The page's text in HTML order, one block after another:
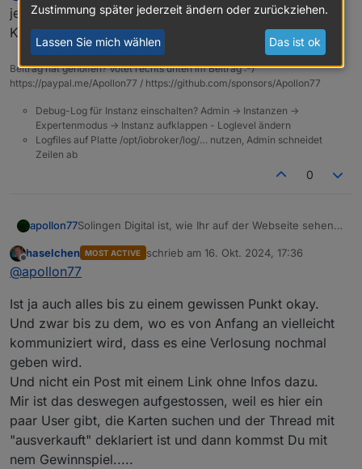
jeden Vortragenden und dem Organisationsteam die
Karten gesponsert.
Beitrag hat geholfen? Votet rechts unten im Beitrag :-)
https://paypal.me/Apollon77 / https://github.com/sponsors/Apollon77
Debug-Log für Instanz einschalten? Admin -> Instanzen ->
Expertenmodus -> Instanz aufklappen - Loglevel ändern
Logfiles auf Platte /opt/iobroker/log/… nutzen, Admin schneidet
Zeilen ab
0
apollon77Solingen Digital ist, wie Ihr auf der Webseite sehen
haben uns sehr stark unterstützt und sind auch
Sponsor. Denkt Ihr ich hätte das hier gepostet wenn
Also von daher ist die Verlosung eines gewissen
Karten-Kontingents vereinbart. Ich glaube - vor allem
wegen unlauterer Werbung o.ä. nicht unbedingt zu
grosse Gedanken zu machen. Aber natürlich steht
es jedem frei mitzumachen oder nicht.
für jeden Vortragenden und dem Organisationsteam
die Karten gesponsert.
Offline
haselchen MOST ACTIVE schrieb am 16. Okt. 2024, 17:36
zuletzt editiert von
@apollon77
Ist ja auch alles bis zu einem gewissen Punkt okay.
Und zwar bis zu dem, wo es von Anfang an vielleicht
kommuniziert wird, dass es eine Verlosung nochmal
geben wird.
Und nicht ein Post mit einem Link ohne Infos dazu.
Mir ist das deswegen aufgestossen, weil es hier ein
paar User gibt, die Karten suchen und der Thread mit
"ausverkauft" deklariert ist und dann kommst Du mit
nem Gewinnspiel.....
Zustimmung später jederzeit ändern oder zurückziehen.
Lassen Sie mich wählen Das ist ok